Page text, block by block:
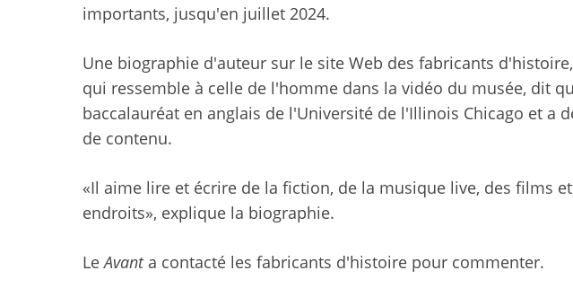
importants, jusqu'en juillet 2024.
Une biographie d'auteur sur le site Web des fabricants
qui ressemble à celle de l'homme dans la vidéo du musée, dit
baccalauréat en anglais de l'Université de l'Illinois Chicago et a
de contenu.
«Il aime lire et écrire de la fiction, de la musique live, des films
endroits», explique la biographie.
LeAvanta contacté les fabricants d'histoire pour commenter.